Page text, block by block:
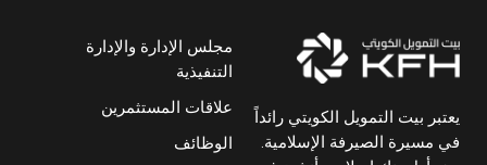
يعتبر بيت التمويل الكويتي رائداً
في مسيرة الصيرفة الإسلامية.
مجلس الإدارة والإدارة
التنفيذية
علاقات المستثمرين
الوظائف